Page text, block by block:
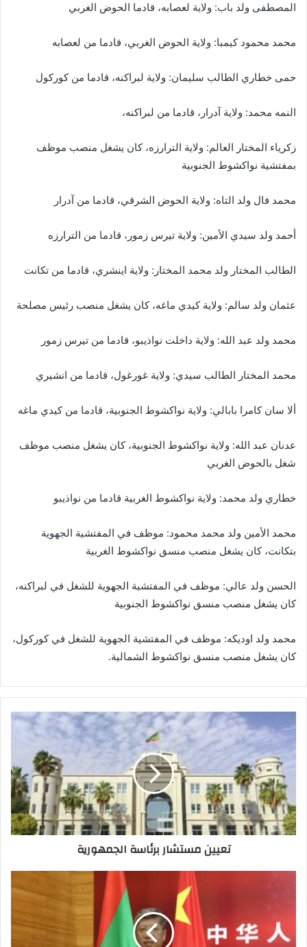
المصطفى ولد باب: ولاية لعصابه، قادما الحوض الغربي
محمد محمود كيمبا: ولاية الحوض الغربي، قادما من لعصابه
حمى خطاري الطالب سليمان: ولاية لبراكنه، قادما من كوركول
النمه محمد: ولاية آدرار، قادما من لبراكنه،
زكرياء المختار العالم: ولاية الترارزه، كان يشغل منصب موظف
بمفتشية نواكشوط الجنوبية
محمد فال ولد التاه: ولاية الحوض الشرقي، قادما من آدرار
أحمد ولد سيدي الأمين: ولاية تيرس زمور، قادما من الترارزه
الطالب المختار ولد محمد المختار: ولاية اينشري، قادما من تكانت
عثمان ولد سالم: ولاية كيدي ماغه، كان يشغل منصب رئيس مصلحة
محمد ولد عبد الله: ولاية داخلت نواذيبو، قادما من تيرس زمور
محمد المختار الطالب سيدي: ولاية غورغول، قادما من انشيري
ألا سان كامرا بابالي: ولاية نواكشوط الجنوبية، قادما من كيدي ماغه
عدنان عبد الله: ولاية نواكشوط الجنوبية، كان يشغل منصب موظف
شغل بالحوض الغربي
خطاري ولد محمد: ولاية نواكشوط الغربية قادما من نواذيبو
محمد الأمين ولد محمد محمود: موظف في المفتشية الجهوية
بتكانت، كان يشغل منصب منسق نواكشوط الغربية
الحسن ولد عالي: موظف في المفتشية الجهوية للشغل في لبراكنه،
كان يشغل منصب منسق نواكشوط الجنوبية
محمد ولد اوديكه: موظف في المفتشية الجهوية للشغل في كوركول،
كان يشغل منصب منسق نواكشوط الشمالية.
تعيين مستشار برئاسة الجمهورية